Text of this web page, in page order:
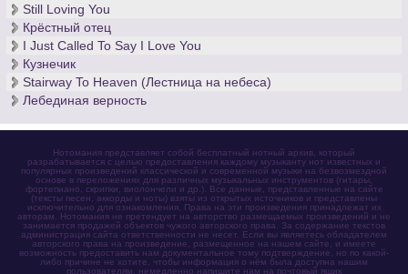
Still Loving You
Крёстный отец
I Just Called To Say I Love You
Кузнечик
Stairway To Heaven (Лестница на небеса)
Лебединая верность
Нотомания представляет собой бесплатный нотный архив, который
разрабатывается с целью предоставления каждому музыканту нот известных и
популярных произведений классической и современной музыки на безвозмездной
основе в переложениях для различных музыкальных инструментов (гитары,
фортепиано, скрипки, виолончели и др.). Все данные, представленные на сайте
(тексты песен, аккорды и ноты) взяты из открытых источников и представлены
исключительно для ознакомления. Права на эти произведения принадлежат их
авторам. Нотомания не претендует на авторство размещаемых произведений и не
занимается продажей объектов чужого авторского права. За содержание текстов
администрация сайта ответственности не несет. Если вы являетесь обладателем
авторского права на произведение, размещенное на нашем сайте, и имеете
возможность предоставить нам документальное тому подтверждение, но по какой-
либо причине не хотите, чтобы информация о нём была доступна нашим
пользователям, немедленно напишите нам на почтовый ящик